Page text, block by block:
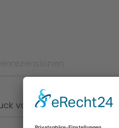
von ADELHEID